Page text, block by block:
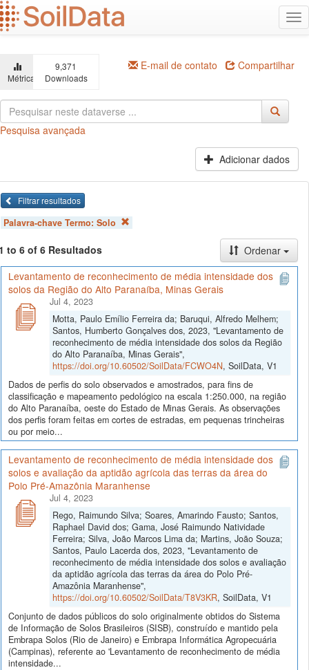
Ir
para
o
principal
Métricas
9,371
Downloads
E-mail de contato Compartilhar
Pesquisa avançada
Adicionar dados
Filtrar resultados
Palavra-chave Termo: Solo
to 6 of 6 Resultados
Ordenar
Levantamento de reconhecimento de média intensidade dos
solos da Região do Alto Paranaíba, Minas Gerais
Jul 4, 2023
Motta, Paulo Emílio Ferreira da; Baruqui, Alfredo Melhem;
Santos, Humberto Gonçalves dos, 2023, "Levantamento de
reconhecimento de média intensidade dos solos da Região
do Alto Paranaíba, Minas Gerais",
https://doi.org/10.60502/SoilData/FCWO4N, SoilData, V1
Dados de perfis do solo observados e amostrados, para fins de
classificação e mapeamento pedológico na escala 1:250.000, na região
do Alto Paranaíba, oeste do Estado de Minas Gerais. As observações
dos perfis foram feitas em cortes de estradas, em pequenas trincheiras
ou por meio...
Levantamento de reconhecimento de média intensidade dos
solos e avaliação da aptidão agrícola das terras da área do
Polo Pré-Amazônia Maranhense
Jul 4, 2023
Rego, Raimundo Silva; Soares, Amarindo Fausto; Santos,
Raphael David dos; Gama, José Raimundo Natividade
Ferreira; Silva, João Marcos Lima da; Martins, João Souza;
Santos, Paulo Lacerda dos, 2023, "Levantamento de
reconhecimento de média intensidade dos solos e avaliação
da aptidão agrícola das terras da área do Polo Pré-
Amazônia Maranhense",
https://doi.org/10.60502/SoilData/T8V3KR, SoilData, V1
Conjunto de dados públicos do solo originalmente obtidos do Sistema
de Informação de Solos Brasileiros (SISB), construído e mantido pela
Embrapa Solos (Rio de Janeiro) e Embrapa Informática Agropecuária
(Campinas), referente ao 'Levantamento de reconhecimento de média
intensidade...